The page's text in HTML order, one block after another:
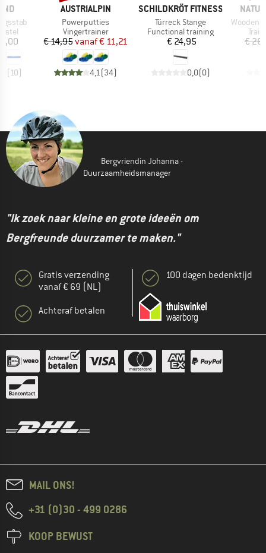
(10)
MERK
AUSTRIALPIN
Artikel
Powerputties
Productgroep
Vingertrainer
Prijs
€ 14,95 Verlaagde prijs
vanaf€ 11,21
4,1(34)
MERK
SCHILDKRÖT FITNESS
Artikel
Türreck Stange
Productgroep
Functional training
Prijs
€ 24,95
0,0(0)
MERK
Artikel
Wooden
€
Bergvriendin Johanna -
Duurzaamheidsmanager
"Ik zoek naar kleine en grote ideeën om
Bergfreunde duurzamer te maken."
Gratis verzending
vanaf € 69 (NL)
Achteraf betalen
100 dagen bedenktijd
MAIL ONS!
+31 (0)30 - 499 0286
KOOP BEWUST